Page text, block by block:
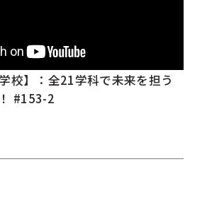
校】：全21学科で未来を担う
#153-2